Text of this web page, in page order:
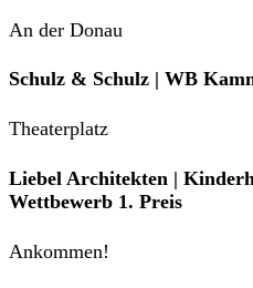
An der Donau
Schulz & Schulz | WB
Theaterplatz
Liebel Architekten |
Wettbewerb 1. Preis
Ankommen!